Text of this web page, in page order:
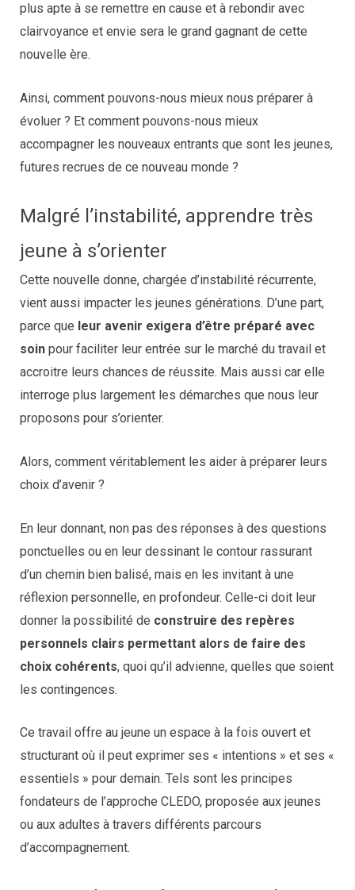
plus apte à se remettre en cause et à rebondir avec
clairvoyance et envie sera le grand gagnant de cette
nouvelle ère.
Ainsi, comment pouvons-nous mieux nous préparer à
évoluer ? Et comment pouvons-nous mieux
accompagner les nouveaux entrants que sont les jeunes,
futures recrues de ce nouveau monde ?
Malgré l’instabilité, apprendre très
jeune à s’orienter
Cette nouvelle donne, chargée d’instabilité récurrente,
vient aussi impacter les jeunes générations. D’une part,
parce que leur avenir exigera d’être préparé avec
soinpour faciliter leur entrée sur le marché du travail et
accroitre leurs chances de réussite. Mais aussi car elle
interroge plus largement les démarches que nous leur
proposons pour s’orienter.
Alors, comment véritablement les aider à préparer leurs
choix d’avenir ?
En leur donnant, non pas des réponses à des questions
ponctuelles ou en leur dessinant le contour rassurant
d’un chemin bien balisé, mais en les invitant à une
réflexion personnelle, en profondeur. Celle-ci doit leur
donner la possibilité de construire des repères
personnels clairs permettant alors de faire des
choix cohérents, quoi qu’il advienne, quelles que soient
les contingences.
Ce travail offre au jeune un espace à la fois ouvert et
structurant où il peut exprimer ses « intentions » et ses «
essentiels » pour demain. Tels sont les principes
fondateurs de l’approche CLEDO, proposée aux jeunes
ou aux adultes à travers différents parcours
d’accompagnement.